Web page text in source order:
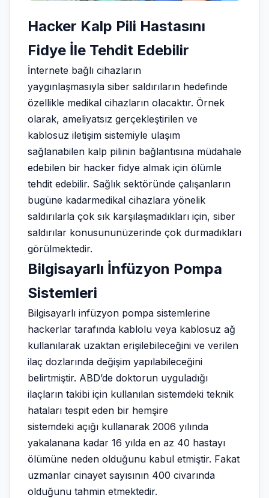
Hacker Kalp Pili Hastasını
Fidye İle Tehdit Edebilir
İnternete bağlı cihazların
yaygınlaşmasıyla siber saldırıların hedefinde
özellikle medikal cihazların olacaktır. Örnek
olarak, ameliyatsız gerçekleştirilen ve
kablosuz iletişim sistemiyle ulaşım
sağlanabilen kalp pilinin bağlantısına müdahale
edebilen bir hacker fidye almak için ölümle
tehdit edebilir. Sağlık sektöründe çalışanların
bugüne kadarmedikal cihazlara yönelik
saldırılarla çok sık karşılaşmadıkları için, siber
saldırılar konusununüzerinde çok durmadıkları
görülmektedir.
Bilgisayarlı İnfüzyon Pompa
Sistemleri
Bilgisayarlı infüzyon pompa sistemlerine
hackerlar tarafında kablolu veya kablosuz ağ
kullanılarak uzaktan erişilebileceğini ve verilen
ilaç dozlarında değişim yapılabileceğini
belirtmiştir. ABD’de doktorun uyguladığı
ilaçların takibi için kullanılan sistemdeki teknik
hataları tespit eden bir hemşire
sistemdeki açığı kullanarak 2006 yılında
yakalanana kadar 16 yılda en az 40 hastayı
ölümüne neden olduğunu kabul etmiştir. Fakat
uzmanlar cinayet sayısının 400 civarında
olduğunu tahmin etmektedir.